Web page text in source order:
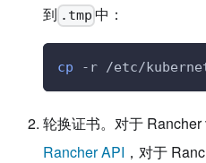
到 .tmp 中：
cp -r /etc/
轮换证书。对于
Rancher API ，对于